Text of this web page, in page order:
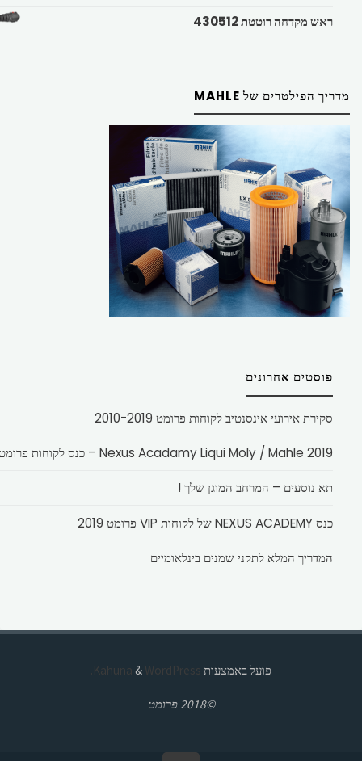
ראש מקדחה רוטטת 430512
מדריך הפילטרים של MAHLE
פוסטים אחרונים
סקירת אירועי אינסנטיב לקוחות פרומט 2010-2019
Nexus Acadamy Liqui Moly / Mahle 2019 – כנס לקוחות פרומט
תא נוסעים – המרחב המוגן שלך !
כנס NEXUS ACADEMY של לקוחות VIP פרומט 2019
המדריך המלא לתקני שמנים בינלאומיים
פועל באמצעות & WordPress.
©2018 פרומט